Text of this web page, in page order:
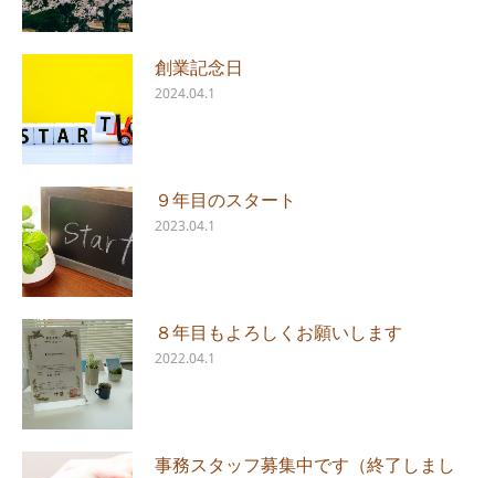
創業記念日
2024.04.1
９年目のスタート
2023.04.1
８年目もよろしくお願いします
2022.04.1
事務スタッフ募集中です（終了しまし